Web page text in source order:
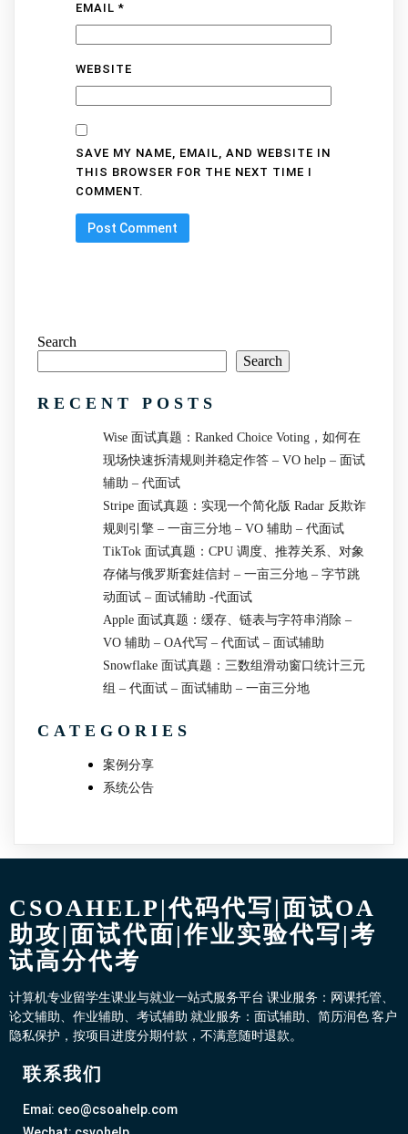
EMAIL *
WEBSITE
SAVE MY NAME, EMAIL, AND WEBSITE IN
THIS BROWSER FOR THE NEXT TIME I
COMMENT.
Search
Search
RECENT POSTS
Wise 面试真题：Ranked Choice Voting，如何在
现场快速拆清规则并稳定作答 – VO help – 面试
辅助 – 代面试
Stripe 面试真题：实现一个简化版 Radar 反欺诈
规则引擎 – 一亩三分地 – VO 辅助 – 代面试
TikTok 面试真题：CPU 调度、推荐关系、对象
存储与俄罗斯套娃信封 – 一亩三分地 – 字节跳
动面试 – 面试辅助 -代面试
Apple 面试真题：缓存、链表与字符串消除 –
VO 辅助 – OA代写 – 代面试 – 面试辅助
Snowflake 面试真题：三数组滑动窗口统计三元
组 – 代面试 – 面试辅助 – 一亩三分地
CATEGORIES
案例分享
系统公告
CSOAHELP|代码代写|面试OA
助攻|面试代面|作业实验代写|考
试高分代考
计算机专业留学生课业与就业一站式服务平台 课业服务：网课托管、
论文辅助、作业辅助、考试辅助 就业服务：面试辅助、简历润色 客户
隐私保护，按项目进度分期付款，不满意随时退款。
联系我们
Emai: ceo@csoahelp.com